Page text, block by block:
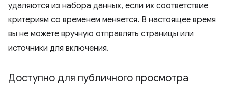
удаляются из набора данных, если их соответствие
критериям со временем меняется. В настоящее время
вы не можете вручную отправлять страницы или
источники для включения.
Доступно для публичного просмотра